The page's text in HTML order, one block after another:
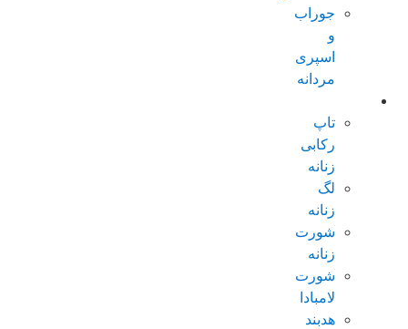
جوراب
و
اسپری
مردانه
تاپ
رکابی
زنانه
لگ
زنانه
شورت
زنانه
شورت
لامبادا
هدبند